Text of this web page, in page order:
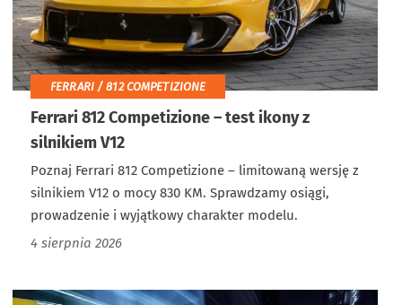
FERRARI / 812 COMPETIZIONE
Ferrari 812 Competizione – test ikony z
silnikiem V12
Poznaj Ferrari 812 Competizione – limitowaną wersję z
silnikiem V12 o mocy 830 KM. Sprawdzamy osiągi,
prowadzenie i wyjątkowy charakter modelu.
4 sierpnia 2026